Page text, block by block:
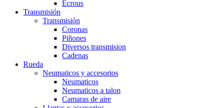
Ecrous
Transmisión
Transmisión
Coronas
Piñones
Diversos transmision
Cadenas
Rueda
Neumaticos y accesorios
Neumaticos
Neumaticos a talon
Camaras de aire